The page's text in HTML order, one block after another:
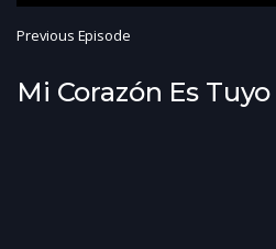
Previous Episode
Mi Corazón Es